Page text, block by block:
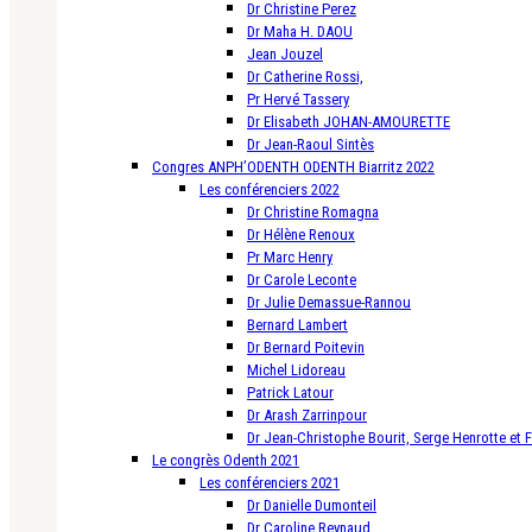
Dr Christine Perez
Dr Maha H. DAOU
Jean Jouzel
Dr Catherine Rossi,
Pr Hervé Tassery
Dr Elisabeth JOHAN-AMOURETTE
Dr Jean-Raoul Sintès
Congres ANPH’ODENTH ODENTH Biarritz 2022
Les conférenciers 2022
Dr Christine Romagna
Dr Hélène Renoux
Pr Marc Henry
Dr Carole Leconte
Dr Julie Demassue-Rannou
Bernard Lambert
Dr Bernard Poitevin
Michel Lidoreau
Patrick Latour
Dr Arash Zarrinpour
Dr Jean-Christophe Bourit, Serge Henrotte et
Le congrès Odenth 2021
Les conférenciers 2021
Dr Danielle Dumonteil
Dr Caroline Reynaud